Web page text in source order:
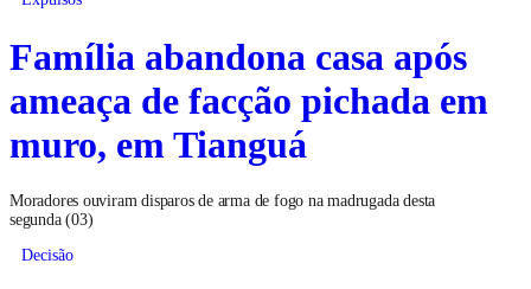
Família abandona casa após
ameaça de facção pichada em
muro, em Tianguá
Moradores ouviram disparos de arma de fogo na madrugada desta
segunda (03)
Decisão